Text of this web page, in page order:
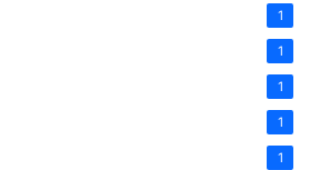
1
1
1
1
1